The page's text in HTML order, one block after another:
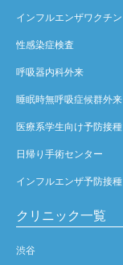
インフルエンザワクチン
性感染症検査
呼吸器内科外来
睡眠時無呼吸症候群外来
医療系学生向け予防接種
日帰り手術センター
インフルエンザ予防接種
クリニック一覧
渋谷